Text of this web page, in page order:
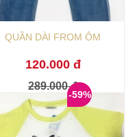
QUẦN DÀI FROM ÔM
120.000 đ
289.000 đ
-59%